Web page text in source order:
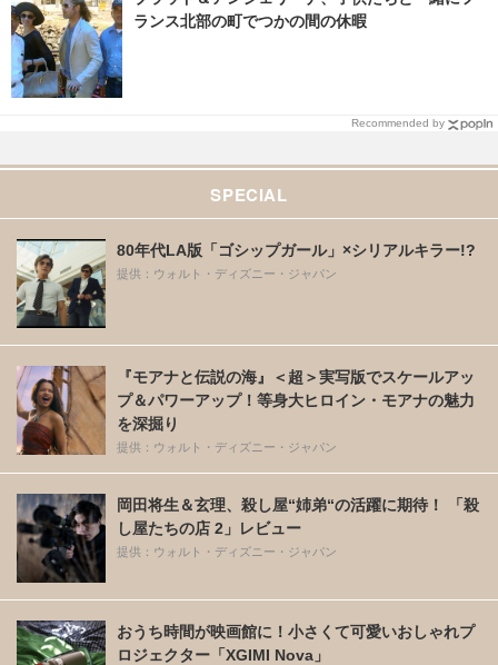
ランス北部の町でつかの間の休暇
Recommended by
SPECIAL
80年代LA版「ゴシップガール」×シリアルキラー!?
提供：ウォルト・ディズニー・ジャパン
『モアナと伝説の海』＜超＞実写版でスケールアッ
プ＆パワーアップ！等身大ヒロイン・モアナの魅力
を深掘り
提供：ウォルト・ディズニー・ジャパン
岡田将生＆玄理、殺し屋“姉弟“の活躍に期待！ 「殺
し屋たちの店 2」レビュー
提供：ウォルト・ディズニー・ジャパン
おうち時間が映画館に！小さくて可愛いおしゃれプ
ロジェクター「XGIMI Nova」